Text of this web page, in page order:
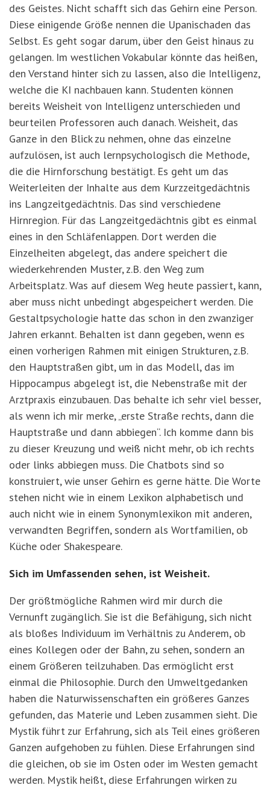
des Geistes. Nicht schafft sich das Gehirn eine Person.
Diese einigende Größe nennen die Upanischaden das
Selbst. Es geht sogar darum, über den Geist hinaus zu
gelangen. Im westlichen Vokabular könnte das heißen,
den Verstand hinter sich zu lassen, also die Intelligenz,
welche die KI nachbauen kann. Studenten können
bereits Weisheit von Intelligenz unterschieden und
beurteilen Professoren auch danach. Weisheit, das
Ganze in den Blick zu nehmen, ohne das einzelne
aufzulösen, ist auch lernpsychologisch die Methode,
die die Hirnforschung bestätigt. Es geht um das
Weiterleiten der Inhalte aus dem Kurzzeitgedächtnis
ins Langzeitgedächtnis. Das sind verschiedene
Hirnregion. Für das Langzeitgedächtnis gibt es einmal
eines in den Schläfenlappen. Dort werden die
Einzelheiten abgelegt, das andere speichert die
wiederkehrenden Muster, z.B. den Weg zum
Arbeitsplatz. Was auf diesem Weg heute passiert, kann,
aber muss nicht unbedingt abgespeichert werden. Die
Gestaltpsychologie hatte das schon in den zwanziger
Jahren erkannt. Behalten ist dann gegeben, wenn es
einen vorherigen Rahmen mit einigen Strukturen, z.B.
den Hauptstraßen gibt, um in das Modell, das im
Hippocampus abgelegt ist, die Nebenstraße mit der
Arztpraxis einzubauen. Das behalte ich sehr viel besser,
als wenn ich mir merke, „erste Straße rechts, dann die
Hauptstraße und dann abbiegen“. Ich komme dann bis
zu dieser Kreuzung und weiß nicht mehr, ob ich rechts
oder links abbiegen muss. Die Chatbots sind so
konstruiert, wie unser Gehirn es gerne hätte. Die Worte
stehen nicht wie in einem Lexikon alphabetisch und
auch nicht wie in einem Synonymlexikon mit anderen,
verwandten Begriffen, sondern als Wortfamilien, ob
Küche oder Shakespeare.
Sich im Umfassenden sehen, ist Weisheit.
Der größtmögliche Rahmen wird mir durch die
Vernunft zugänglich. Sie ist die Befähigung, sich nicht
als bloßes Individuum im Verhältnis zu Anderem, ob
eines Kollegen oder der Bahn, zu sehen, sondern an
einem Größeren teilzuhaben. Das ermöglicht erst
einmal die Philosophie. Durch den Umweltgedanken
haben die Naturwissenschaften ein größeres Ganzes
gefunden, das Materie und Leben zusammen sieht. Die
Mystik führt zur Erfahrung, sich als Teil eines größeren
Ganzen aufgehoben zu fühlen. Diese Erfahrungen sind
die gleichen, ob sie im Osten oder im Westen gemacht
werden. Mystik heißt, diese Erfahrungen wirken zu